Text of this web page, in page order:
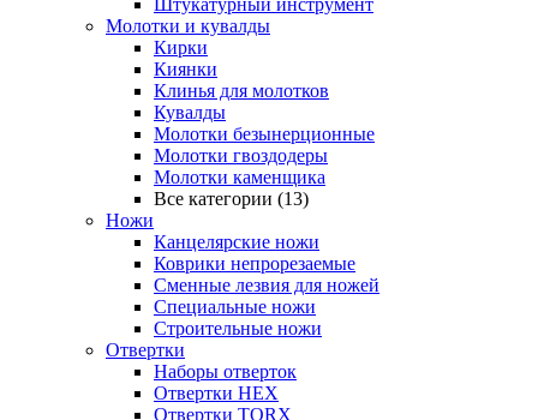
Штукатурный инструмент
Молотки и кувалды
Кирки
Киянки
Клинья для молотков
Кувалды
Молотки безынерционные
Молотки гвоздодеры
Молотки каменщика
Все категории (13)
Ножи
Канцелярские ножи
Коврики непрорезаемые
Сменные лезвия для ножей
Специальные ножи
Строительные ножи
Отвертки
Наборы отверток
Отвертки HEX
Отвертки TORX